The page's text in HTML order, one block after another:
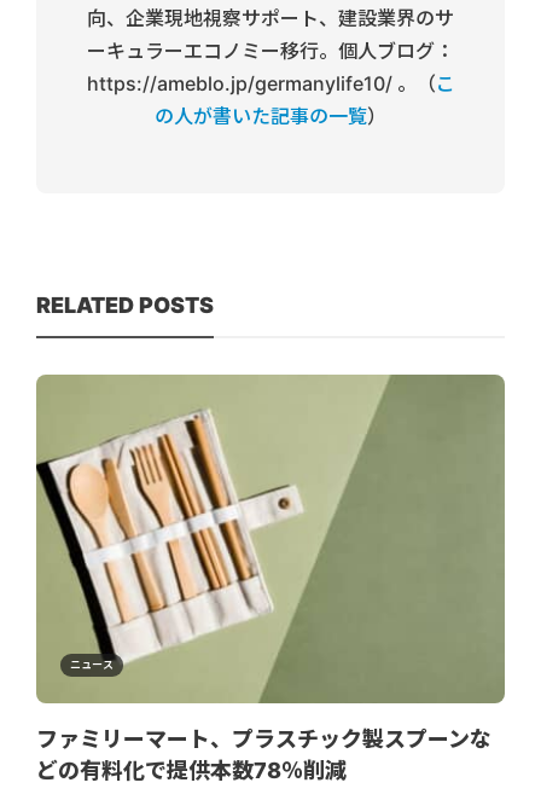
向、企業現地視察サポート、建設業界のサ
ーキュラーエコノミー移行。個人ブログ：
https://ameblo.jp/germanylife10/ 。（こ
の人が書いた記事の一覧）
RELATED POSTS
ニュース
ファミリーマート、プラスチック製スプーンな
どの有料化で提供本数78％削減